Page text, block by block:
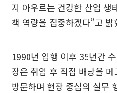
지 아우르는 건강한 산업 생
책 역량을 집중하겠다”고 밝
1990년 입행 이후 35년간
장은 취임 후 직접 배낭을
방문하며 현장 중심의 실무